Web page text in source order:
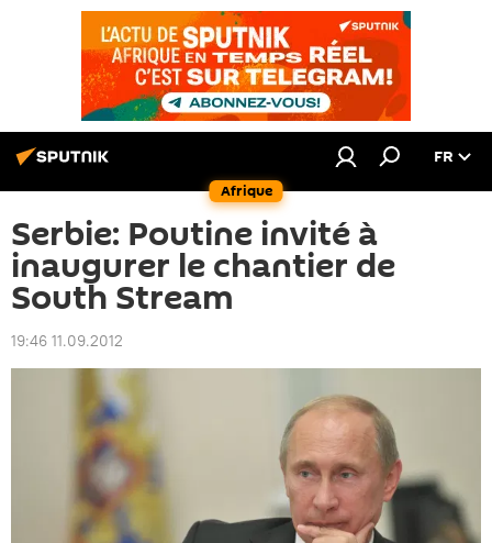
Afrique
FR
Serbie: Poutine invité à
inaugurer le chantier de
South Stream
19:46 11.09.2012